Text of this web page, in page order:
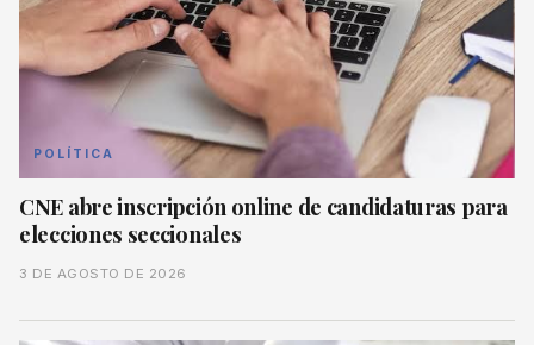
POLÍTICA
CNE abre inscripción online de candidaturas para
elecciones seccionales
3 DE AGOSTO DE 2026